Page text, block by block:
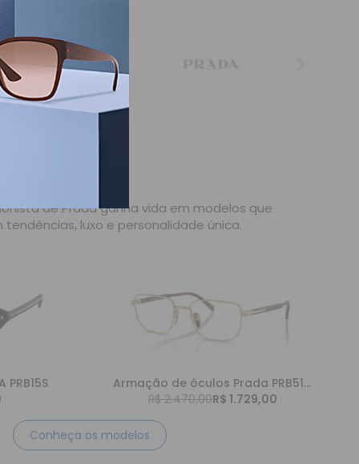
Armação de óculos Prada PRB51V 5AK1O1
R$ 2.470,00R$ 1.729,00
de Prada ganha vida em modelos que
tendências, luxo e personalidade única.
Conheça os modelos